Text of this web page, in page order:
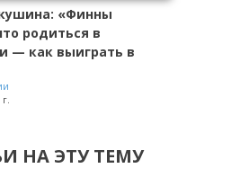
«Финны
родиться в
— как выиграть в
НА ЭТУ ТЕМУ